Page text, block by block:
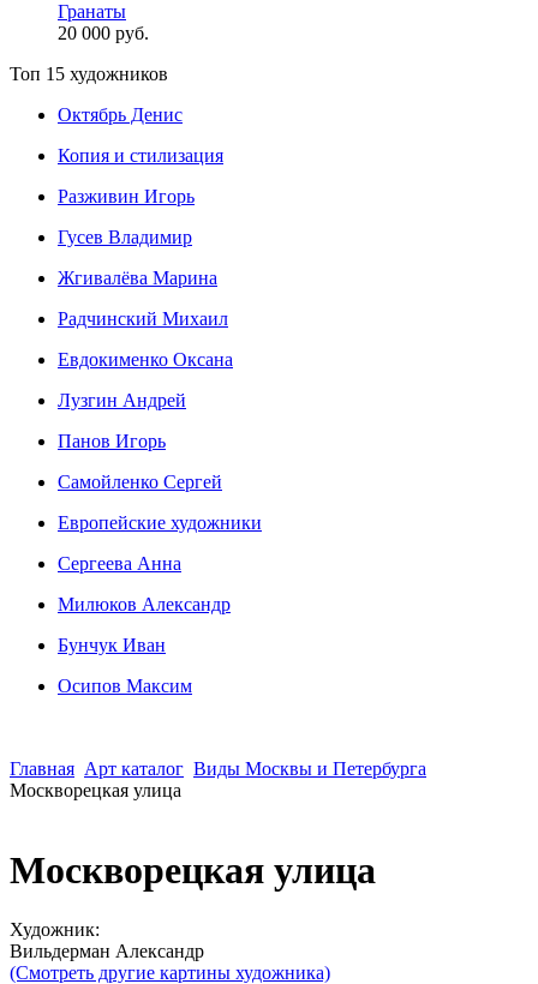
Гранаты
20 000 руб.
Топ 15 художников
Октябрь Денис
Копия и стилизация
Разживин Игорь
Гусев Владимир
Жгивалёва Марина
Радчинский Михаил
Евдокименко Оксана
Лузгин Андрей
Панов Игорь
Сaмoйленко Сергей
Европейские художники
Сергеева Анна
Милюков Александр
Бунчук Иван
Осипoв Максим
Главная Арт каталог Виды Москвы и Петербурга
Москворецкая улица
Москворецкая улица
Художник:
Вильдерман Александр
(Смотреть другие картины художника)